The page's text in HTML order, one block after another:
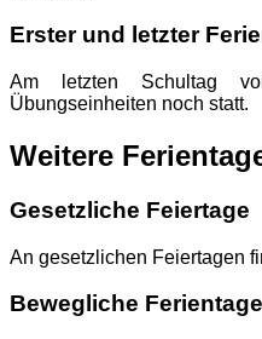
Erster und letzter
Am letzten Schultag
Übungseinheiten noch statt.
Weitere
Gesetzliche Feiertage
An gesetzlichen Feiertagen
Bewegliche